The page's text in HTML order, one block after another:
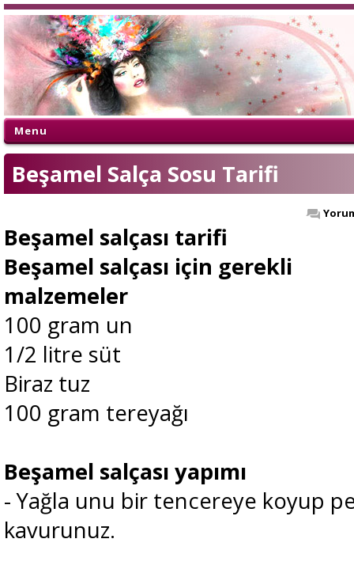
Menu
Beşamel Salça Sosu Tarifi
Beşamel salçası tarifi
Beşamel salçası için gerekli
malzemeler
100 gram un
1/2 litre süt
Biraz tuz
100 gram tereyağı
Beşamel salçası yapımı
- Yağla unu bir tencereye koyup
kavurunuz.